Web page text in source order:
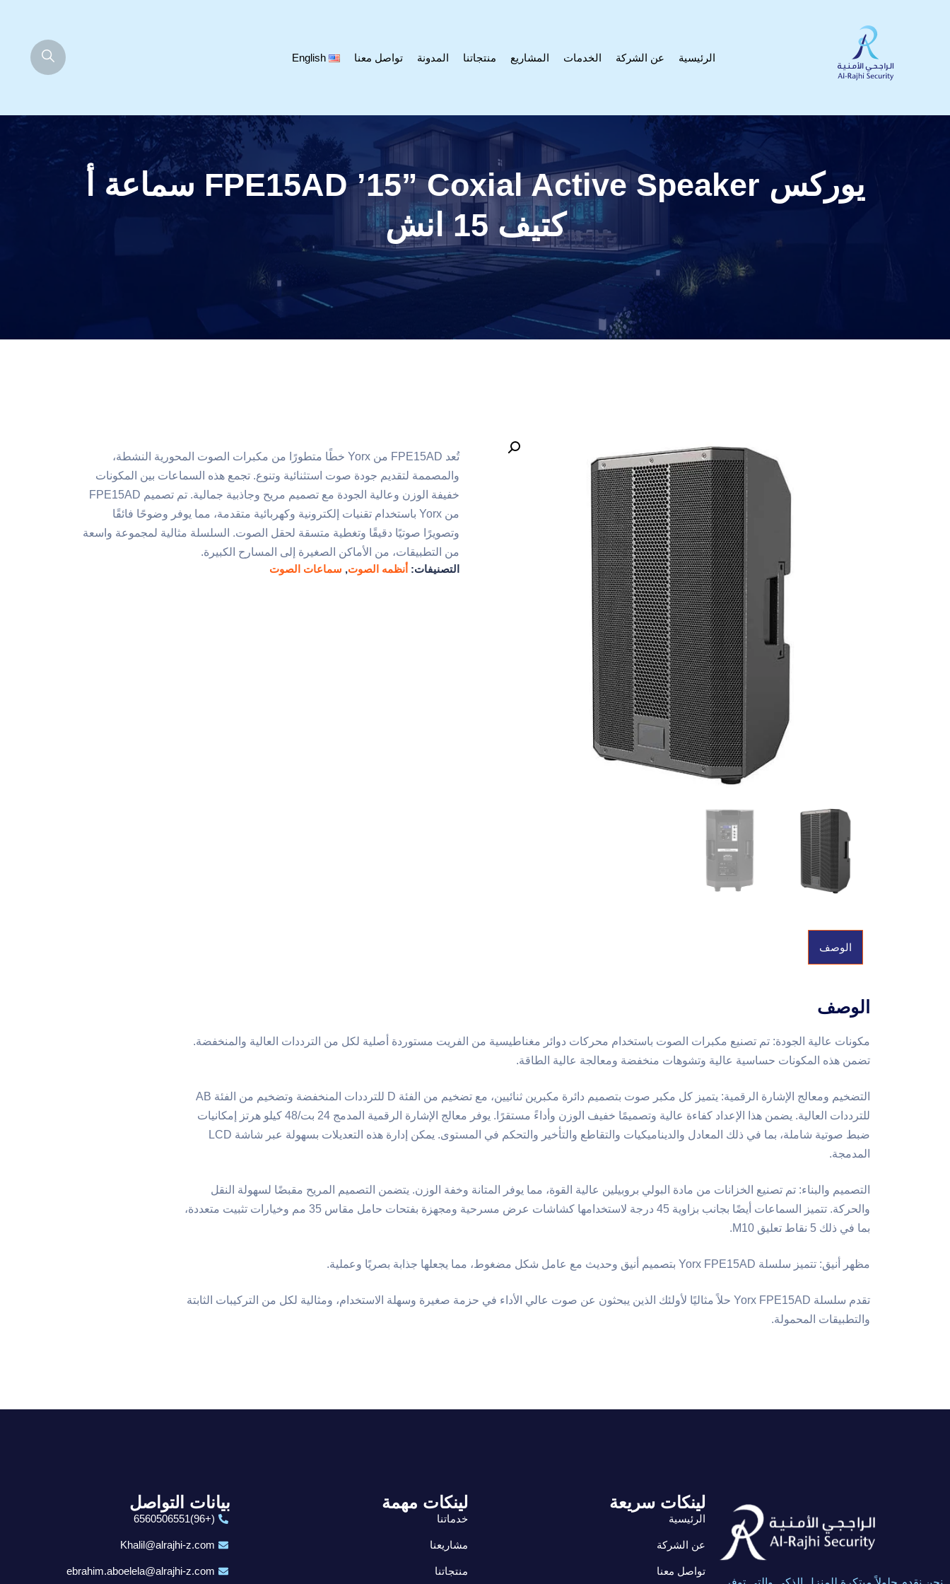
الرئيسية عن الشركة الخدمات المشاريع منتجاتنا المدونة تواصل معنا English
يوركس FPE15AD ’15” Coxial Active Speaker سماعة أ
كتيف 15 انش
تُعد FPE15AD من Yorx خطًا متطورًا من مكبرات الصوت المحورية النشطة،
والمصممة لتقديم جودة صوت استثنائية وتنوع. تجمع هذه السماعات بين المكونات
خفيفة الوزن وعالية الجودة مع تصميم مريح وجاذبية جمالية. تم تصميم FPE15AD
من Yorx باستخدام تقنيات إلكترونية وكهربائية متقدمة، مما يوفر وضوحًا فائقًا
وتصويرًا صوتيًا دقيقًا وتغطية متسقة لحقل الصوت. السلسلة مثالية لمجموعة واسعة
من التطبيقات، من الأماكن الصغيرة إلى المسارح الكبيرة.
التصنيفات: أنظمه الصوت, سماعات الصوت
الوصف
الوصف
مكونات عالية الجودة: تم تصنيع مكبرات الصوت باستخدام محركات دوائر مغناطيسية من الفريت مستوردة أصلية لكل من الترددات العالية والمنخفضة.
تضمن هذه المكونات حساسية عالية وتشوهات منخفضة ومعالجة عالية الطاقة.
التضخيم ومعالج الإشارة الرقمية: يتميز كل مكبر صوت بتصميم دائرة مكبرين ثنائيين، مع تضخيم من الفئة D للترددات المنخفضة وتضخيم من الفئة AB
للترددات العالية. يضمن هذا الإعداد كفاءة عالية وتصميمًا خفيف الوزن وأداءً مستقرًا. يوفر معالج الإشارة الرقمية المدمج 24 بت/48 كيلو هرتز إمكانيات
ضبط صوتية شاملة، بما في ذلك المعادل والديناميكيات والتقاطع والتأخير والتحكم في المستوى. يمكن إدارة هذه التعديلات بسهولة عبر شاشة LCD
المدمجة.
التصميم والبناء: تم تصنيع الخزانات من مادة البولي بروبيلين عالية القوة، مما يوفر المتانة وخفة الوزن. يتضمن التصميم المريح مقبضًا لسهولة النقل
والحركة. تتميز السماعات أيضًا بجانب بزاوية 45 درجة لاستخدامها كشاشات عرض مسرحية ومجهزة بفتحات حامل مقاس 35 مم وخيارات تثبيت متعددة،
بما في ذلك 5 نقاط تعليق M10.
مظهر أنيق: تتميز سلسلة Yorx FPE15AD بتصميم أنيق وحديث مع عامل شكل مضغوط، مما يجعلها جذابة بصريًا وعملية.
تقدم سلسلة Yorx FPE15AD حلاً مثاليًا لأولئك الذين يبحثون عن صوت عالي الأداء في حزمة صغيرة وسهلة الاستخدام، ومثالية لكل من التركيبات الثابتة
والتطبيقات المحمولة.
لينكات سريعة
الرئيسية
عن الشركة
تواصل معنا
لينكات مهمة
خدماتنا
مشاريعنا
منتجاتنا
بيانات التواصل
(+96)6560506551
Khalil@alrajhi-z.com
ebrahim.aboelela@alrajhi-z.com